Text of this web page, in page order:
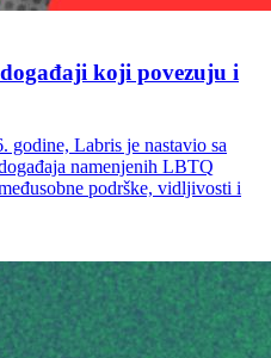
koji povezuju i
godine, Labris je nastavio sa
namenjenih LBTQ
podrške, vidljivosti i